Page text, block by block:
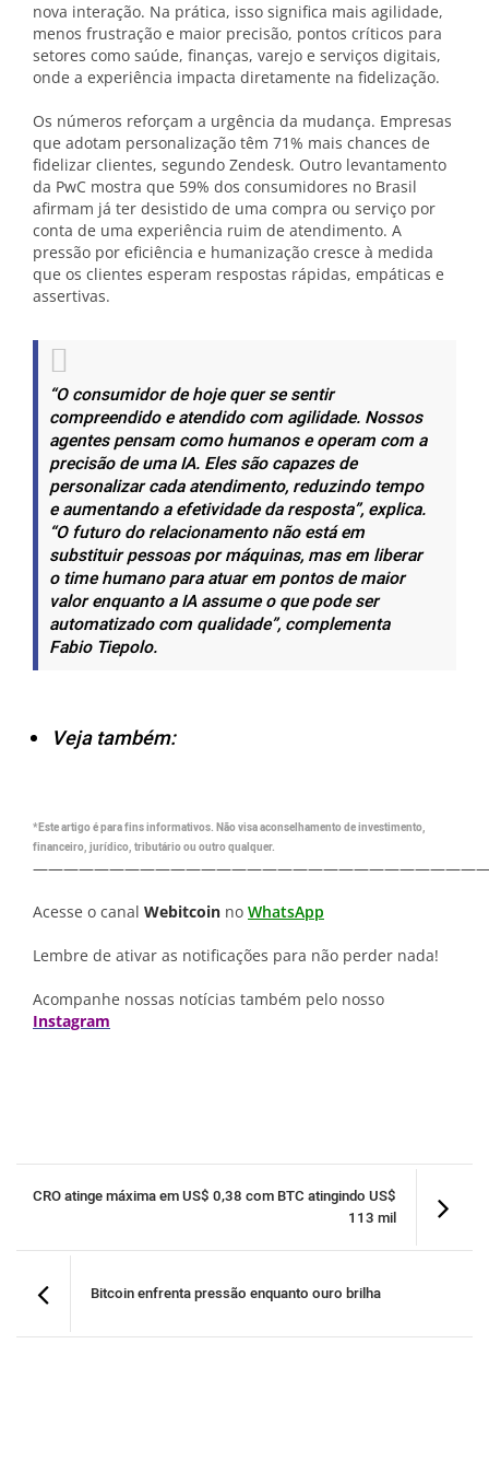
nova interação. Na prática, isso significa mais agilidade,
menos frustração e maior precisão, pontos críticos para
setores como saúde, finanças, varejo e serviços digitais,
onde a experiência impacta diretamente na fidelização.
Os números reforçam a urgência da mudança. Empresas
que adotam personalização têm 71% mais chances de
fidelizar clientes, segundo Zendesk. Outro levantamento
da PwC mostra que 59% dos consumidores no Brasil
afirmam já ter desistido de uma compra ou serviço por
conta de uma experiência ruim de atendimento. A
pressão por eficiência e humanização cresce à medida
que os clientes esperam respostas rápidas, empáticas e
assertivas.
“O consumidor de hoje quer se sentir
compreendido e atendido com agilidade. Nossos
agentes pensam como humanos e operam com a
precisão de uma IA. Eles são capazes de
personalizar cada atendimento, reduzindo tempo
e aumentando a efetividade da resposta”, explica.
“O futuro do relacionamento não está em
substituir pessoas por máquinas, mas em liberar
o time humano para atuar em pontos de maior
valor enquanto a IA assume o que pode ser
automatizado com qualidade”, complementa
Fabio Tiepolo.
Veja também:
*Este artigo é para fins informativos. Não visa aconselhamento de investimento,
financeiro, jurídico, tributário ou outro qualquer.
Acesse o canal Webitcoin no WhatsApp
Lembre de ativar as notificações para não perder nada!
Acompanhe nossas notícias também pelo nosso
Instagram
CRO atinge máxima em US$ 0,38 com BTC atingindo US$
113 mil
Bitcoin enfrenta pressão enquanto ouro brilha